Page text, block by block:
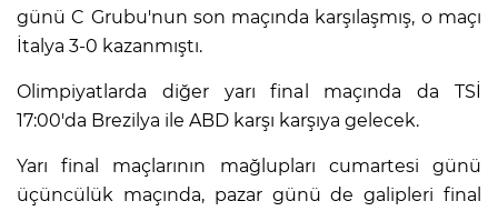
günü C Grubu'nun son maçında karşılaşmış, o maçı
İtalya 3-0 kazanmıştı.
Olimpiyatlarda diğer yarı final maçında da TSİ
17:00'da Brezilya ile ABD karşı karşıya gelecek.
Yarı final maçlarının mağlupları cumartesi günü
üçüncülük maçında, pazar günü de galipleri final